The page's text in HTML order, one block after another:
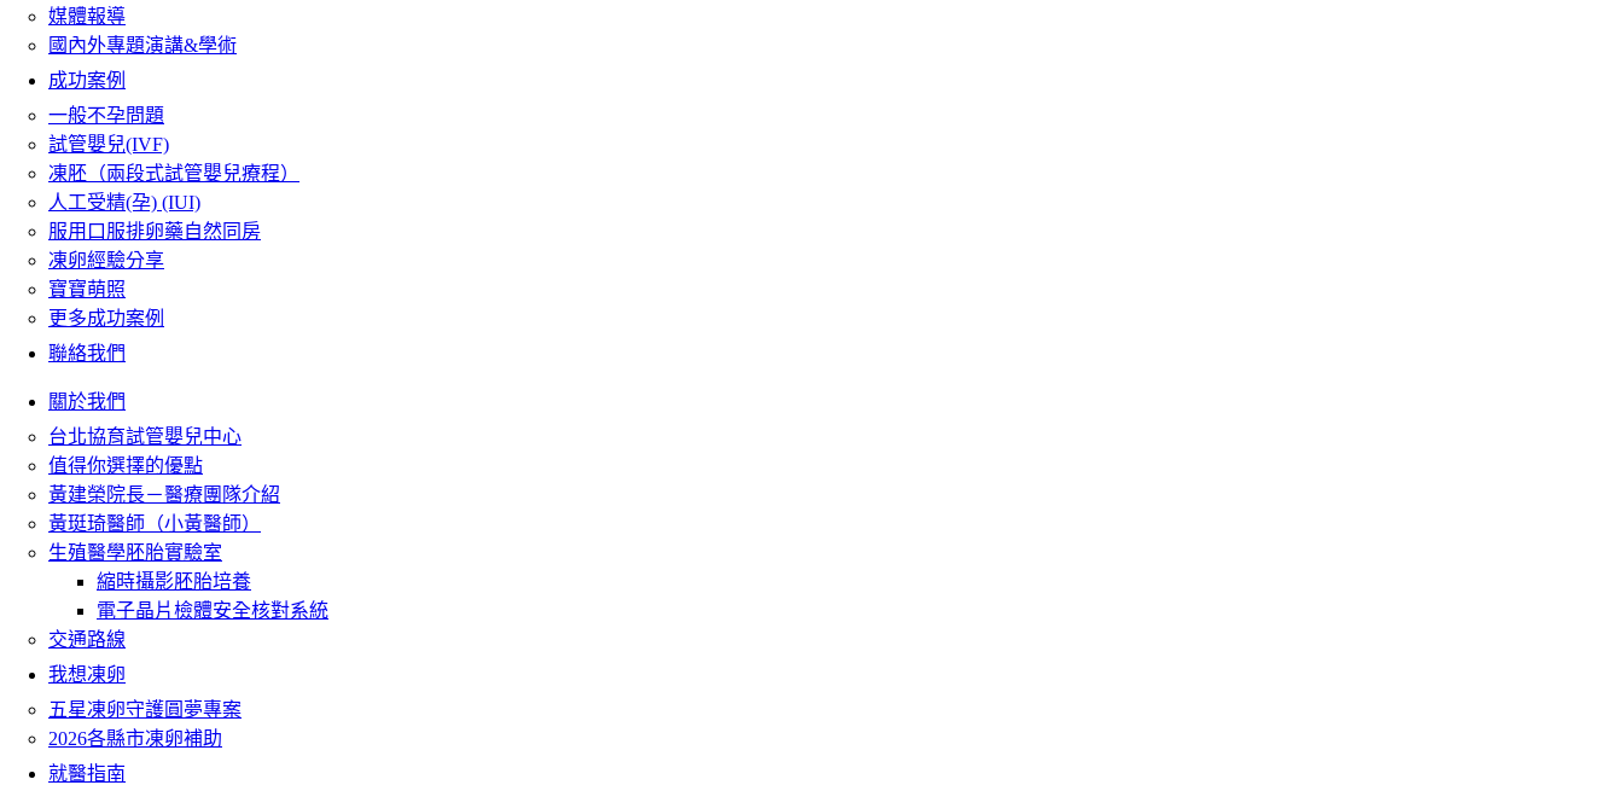
媒體報導
國內外專題演講&學術
成功案例
一般不孕問題
試管嬰兒(IVF)
凍胚（兩段式試管嬰兒療程）
人工受精(孕) (IUI)
服用口服排卵藥自然同房
凍卵經驗分享
寶寶萌照
更多成功案例
聯絡我們
關於我們
台北協育試管嬰兒中心
值得你選擇的優點
黃建榮院長－醫療團隊介紹
黃珽琦醫師（小黃醫師）
生殖醫學胚胎實驗室
縮時攝影胚胎培養
電子晶片檢體安全核對系統
交通路線
我想凍卵
五星凍卵守護圓夢專案
2026各縣市凍卵補助
就醫指南